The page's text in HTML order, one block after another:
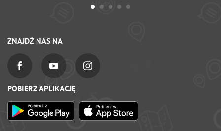
ZNAJDŹ NAS NA
POBIERZ APLIKACJĘ